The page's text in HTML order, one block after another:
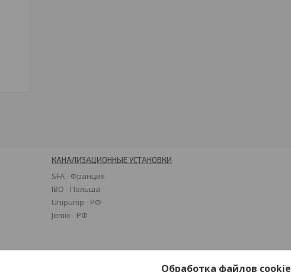
КАНАЛИЗАЦИОННЫЕ УСТАНОВКИ
SFA - Франция
IBO - Польша
Unipump - РФ
Jemix - РФ
Обработка файлов cookie